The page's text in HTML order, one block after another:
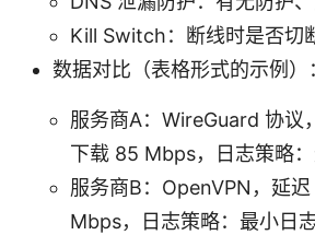
Kill Switch：断线时是否切
数据对比（表格形式的示例）
服务商A：WireGuard 协议
下载 85 Mbps，日志策略
服务商B：OpenVPN，延
Mbps，日志策略：最小日